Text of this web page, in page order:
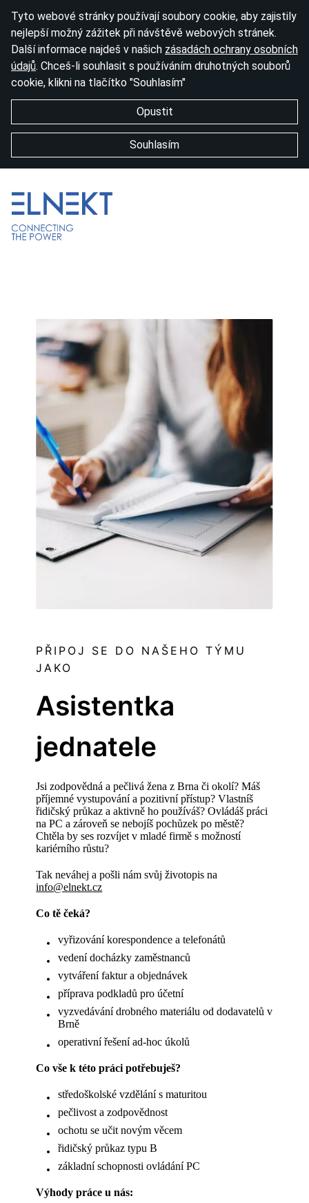
Tyto webové stránky používají soubory cookie, aby zajistily
nejlepší možný zážitek při návštěvě webových stránek.
Další informace najdeš v našich zásadách ochrany osobních
údajů. Chceš-li souhlasit s používáním druhotných souborů
cookie, klikni na tlačítko "Souhlasím"
Opustit
Souhlasím
PŘIPOJ SE DO NAŠEHO TÝMU
JAKO
Asistentka
jednatele
Jsi zodpovědná a pečlivá žena z Brna či okolí? Máš
příjemné vystupování a pozitivní přístup? Vlastníš
řidičský průkaz a aktivně ho používáš? Ovládáš práci
na PC a zároveň se nebojíš pochůzek po městě?
Chtěla by ses rozvíjet v mladé firmě s možností
kariérního růstu?
Tak neváhej a pošli nám svůj životopis na
info@elnekt.cz
Co tě čeká?
vyřizování korespondence a telefonátů
vedení docházky zaměstnanců
vytváření faktur a objednávek
příprava podkladů pro účetní
vyzvedávání drobného materiálu od dodavatelů v
Brně
operativní řešení ad-hoc úkolů
Co vše k této práci potřebuješ?
středoškolské vzdělání s maturitou
pečlivost a zodpovědnost
ochotu se učit novým věcem
řidičský průkaz typu B
základní schopnosti ovládání PC
Výhody práce u nás: